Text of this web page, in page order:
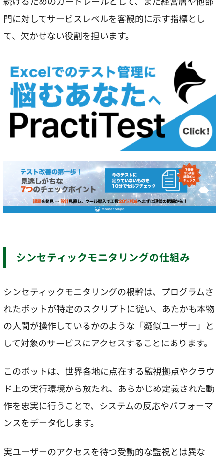
門に対してサービスレベルを客観的に示す指標とし
て、欠かせない役割を担います。
シンセティックモニタリングの仕組み
シンセティックモニタリングの根幹は、プログラムさ
れたボットが特定のスクリプトに従い、あたかも本物
の人間が操作しているかのような「疑似ユーザー」と
して対象のサービスにアクセスすることにあります。
このボットは、世界各地に点在する監視拠点やクラウ
ド上の実行環境から放たれ、あらかじめ定義された動
作を忠実に行うことで、システムの反応やパフォーマ
ンスをデータ化します。
実ユーザーのアクセスを待つ受動的な監視とは異な